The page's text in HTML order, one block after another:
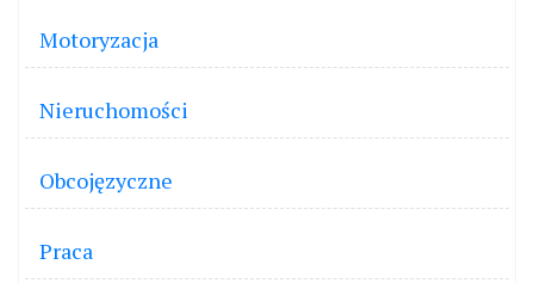
Motoryzacja
Nieruchomości
Obcojęzyczne
Praca